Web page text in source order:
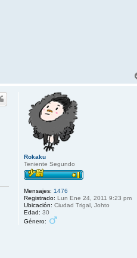
Rokaku
Teniente Segundo
Mensajes: 1476
Registrado: Lun Ene 24, 2011 9:23 pm
Ubicación: Ciudad Trigal, Johto
Edad: 30
Género: